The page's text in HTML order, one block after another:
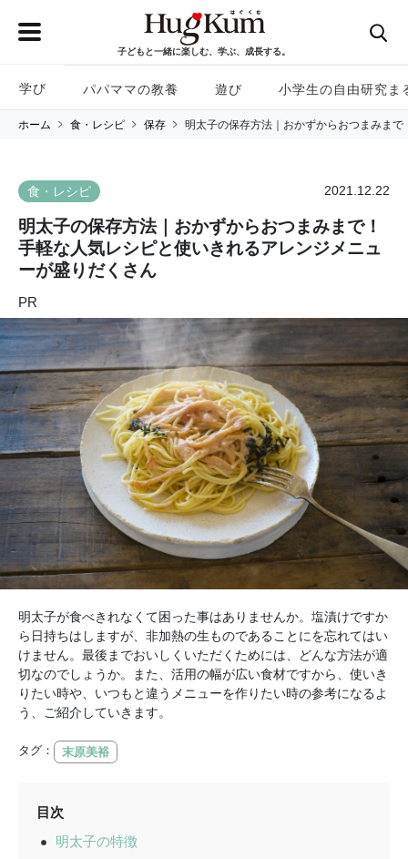
子どもと一緒に楽しむ、学ぶ、成長する。
学び パパママの教養 遊び 小学生の自由研究ま
ホーム 食・レシピ 保存 明太子の保存方法｜おかずからおつまみま
食・レシピ 2021.12.22
明太子の保存方法｜おかずからおつまみまで！
手軽な人気レシピと使いきれるアレンジメニュ
ーが盛りだくさん
PR
明太子が食べきれなくて困った事はありませんか。塩漬けですか
ら日持ちはしますが、非加熱の生ものであることにを忘れてはい
けません。最後までおいしくいただくためには、どんな方法が適
切なのでしょうか。また、活用の幅が広い食材ですから、使いき
りたい時や、いつもと違うメニューを作りたい時の参考になるよ
う、ご紹介していきます。
タグ： 末原美裕
目次
明太子の特徴